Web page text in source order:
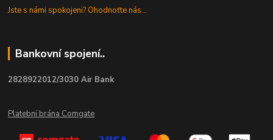
Jste s námi spokojeni? Ohodnoťte nás...
Bankovní spojení..
2828922012/3030 Air Bank
Platební brána Comgate